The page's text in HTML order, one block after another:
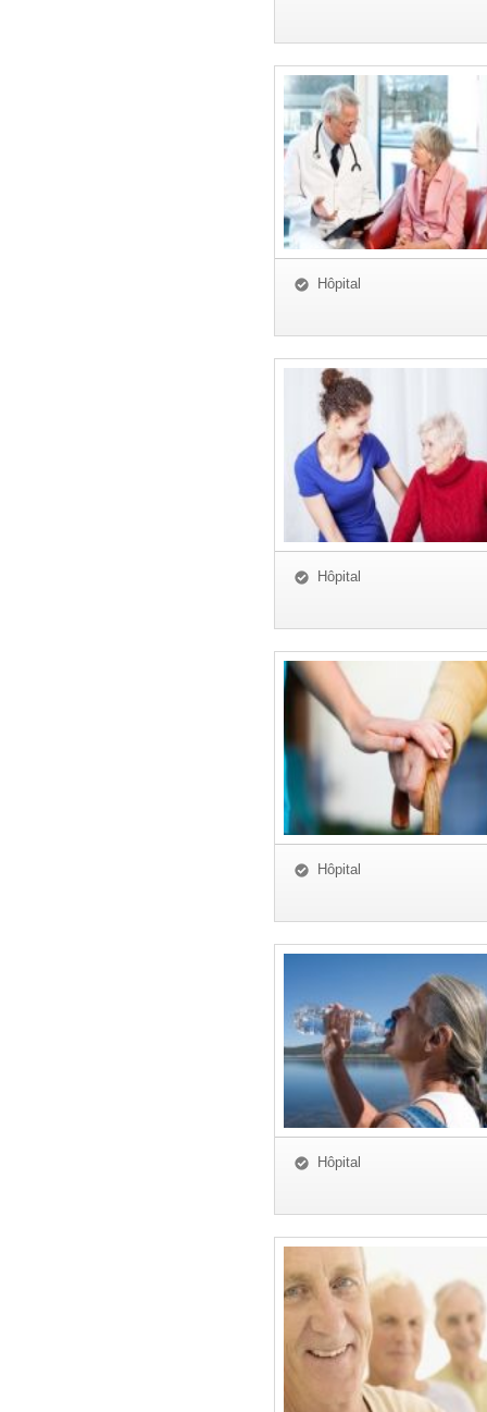
Hôpital
Hôpital
Hôpital
Hôpital